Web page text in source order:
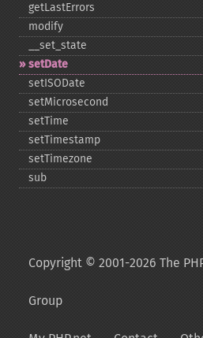
getLastErrors
modify
_​_​set_​state
setDate
setISODate
setMicrosecond
setTime
setTimestamp
setTimezone
sub
Copyright © 2001-2026 The
Group